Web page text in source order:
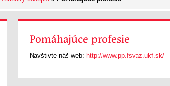
Pomáhajúce profesie
Navštivte náš web: http://www.pp.fsvaz.ukf.sk/